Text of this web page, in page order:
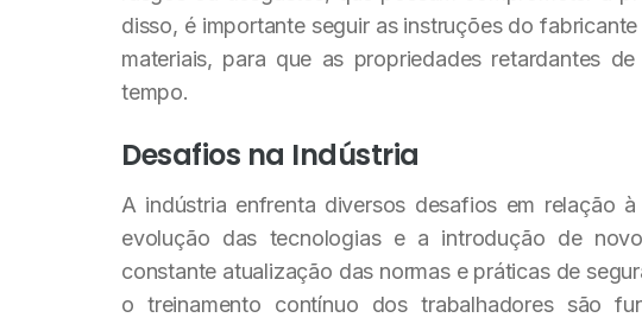
disso, é importante seguir as instruções do
materiais, para que as propriedades retardantes
tempo.
Desafios na Indústria
A indústria enfrenta diversos desafios em relação
evolução das tecnologias e a introdução de
constante atualização das normas e práticas de
o treinamento contínuo dos trabalhadores são